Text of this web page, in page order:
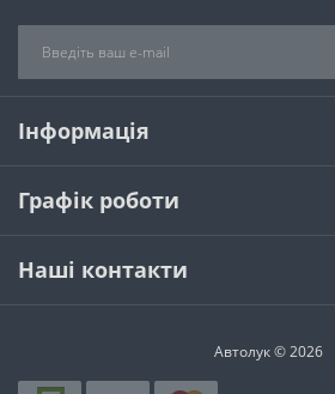
Інформація
Графік роботи
Наші контакти
Автолук © 2026